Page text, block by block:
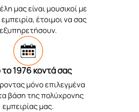
μας είναι μουσικοί με
έτοιμοι να σας
εξυπηρετήσουν.
1976 κοντά σας
μόνο επιλεγμένα
βάση της πολύχρονης
εμπειρίας μας.